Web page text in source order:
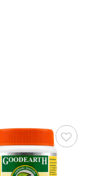
Зберегти